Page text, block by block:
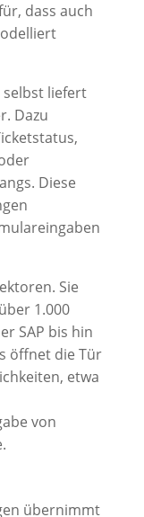
dass auch
selbst liefert
Dazu
Diese
Sie
1.000
SAP bis hin
öffnet die Tür
etwa
von
übernimmt